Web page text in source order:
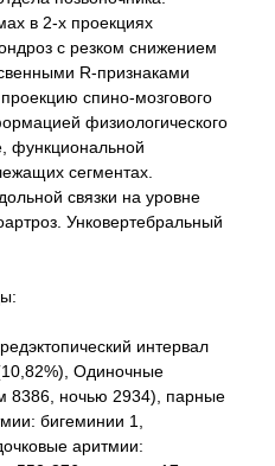
в 2-х проекциях
с резком снижением
R-признаками
спино-мозгового
физиологического
функциональной
сегментах.
связки на уровне
Унковертебральный
интервал
Одиночные
8386, ночью 2934), парные
бигеминии 1,
аритмии: